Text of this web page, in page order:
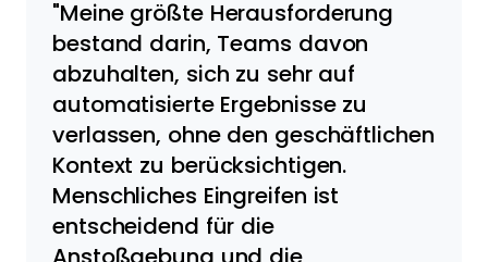
Meine größte Herausforderung
bestand darin, Teams davon
abzuhalten, sich zu sehr auf
automatisierte Ergebnisse zu
verlassen, ohne den geschäftlichen
Kontext zu berücksichtigen.
Menschliches Eingreifen ist
entscheidend für die
Anstoßgebung und die